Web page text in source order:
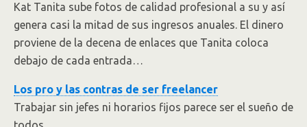
Kat Tanita sube fotos de calidad profesional a su y así
genera casi la mitad de sus ingresos anuales. El dinero
proviene de la decena de enlaces que Tanita coloca
debajo de cada entrada…
Los pro y las contras de ser freelancer
Trabajar sin jefes ni horarios fijos parece ser el sueño de